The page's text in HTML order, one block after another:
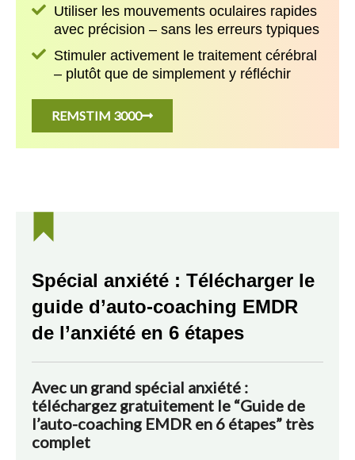
Utiliser les mouvements oculaires rapides
avec précision – sans les erreurs typiques
Stimuler activement le traitement cérébral
– plutôt que de simplement y réfléchir
REMSTIM 3000
Spécial anxiété : Télécharger le
guide d’auto-coaching EMDR
de l’anxiété en 6 étapes
Avec un grand spécial anxiété :
téléchargez gratuitement le “Guide de
l’auto-coaching EMDR en 6 étapes” très
complet